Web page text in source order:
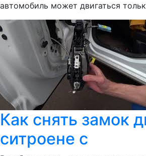
автомобиль может двигаться
Как снять замок
ситроене с